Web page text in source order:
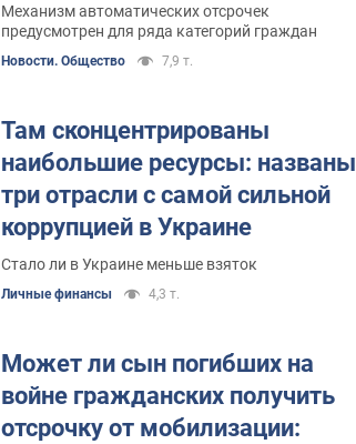
Механизм автоматических отсрочек
предусмотрен для ряда категорий граждан
Новости. Общество 7,9 т.
Там сконцентрированы
наибольшие ресурсы: названы
три отрасли с самой сильной
коррупцией в Украине
Стало ли в Украине меньше взяток
Личные финансы 4,3 т.
Может ли сын погибших на
войне гражданских получить
отсрочку от мобилизации: